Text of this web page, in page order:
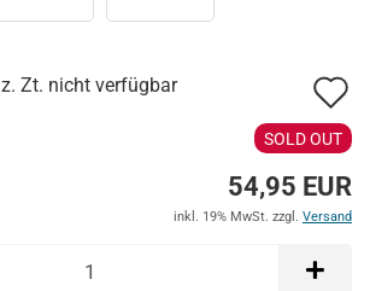
z. Zt. nicht verfügbar
SOLD OUT
54,95 EUR
inkl. 19% MwSt. zzgl. Versand